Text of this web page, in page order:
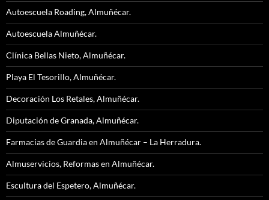
Autoescuela Roading, Almuñécar.
Autoescuela Almuñécar.
Clínica Bellas Nieto, Almuñécar.
Playa El Tesorillo, Almuñécar.
Decoración Los Retales, Almuñécar.
Diputación de Granada, Almuñécar.
Farmacias de Guardia en Almuñécar – La Herradura.
Almuservicios, Reformas en Almuñécar.
Escultura del Espetero, Almuñécar.